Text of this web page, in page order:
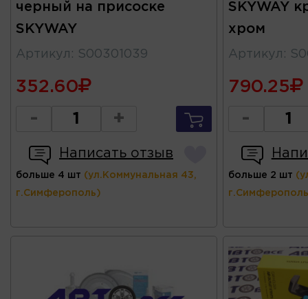
черный на присоске
SKYWAY
Артикул : S00301039
352.60
- +
Написать отзыв
больше 4 шт (ул.Коммунальная 43,
г.Симферополь)
SKYWAY
хром
Артикул :
790.25
-
больше 2 шт